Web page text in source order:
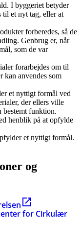
I byggeriet betyder
til et nyt tag, eller at
forberedes, så de
Genbrug er, når
som de var
forarbejdes om til
kan anvendes som
et nyttigt formål ved
der ellers ville
funktion.
henblik på at opfylde
et nyttigt formål.
og
for Cirkulær